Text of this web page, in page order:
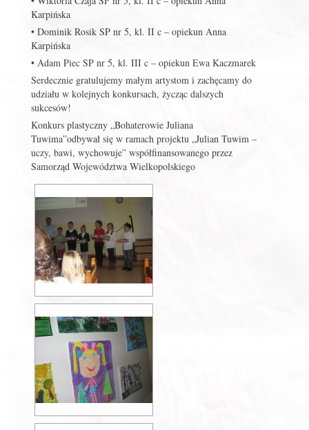
Karpińska
• Dominik Rosik SP nr 5, kl. II c – opiekun Anna
Karpińska
• Adam Piec SP nr 5, kl. III c – opiekun Ewa Kaczmarek
Serdecznie gratulujemy małym artystom i zachęcamy do
udziału w kolejnych konkursach, życząc dalszych
sukcesów!
Konkurs plastyczny „Bohaterowie Juliana
Tuwima”odbywał się w ramach projektu „Julian Tuwim –
uczy, bawi, wychowuje” współfinansowanego przez
Samorząd Województwa Wielkopolskiego